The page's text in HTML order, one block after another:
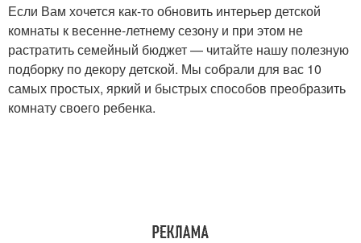
Поделка из
пластиковых бутылок
Летние поделки
Если Вам хочется как-то обновить интерьер детской
комнаты к весенне-летнему сезону и при этом не
растратить семейный бюджет — читайте нашу полезную
подборку по декору детской. Мы собрали для вас 10
самых простых, яркий и быстрых способов преобразить
комнату своего ребенка.